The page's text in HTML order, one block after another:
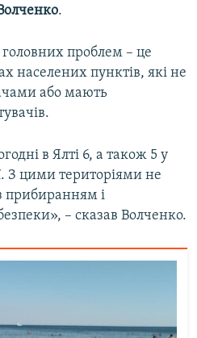
.
проблем – це
населених пунктів, які не
або мають
в Ялті 6, а також 5 у
З цими територіями не
прибиранням і
– сказав Волченко.